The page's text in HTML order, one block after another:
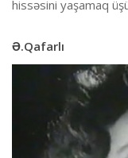
hissəsini yaşamaq
Ə.Qafarlı